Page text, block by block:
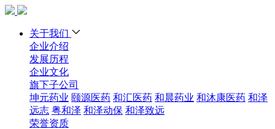
关于我们
企业介绍
发展历程
企业文化
旗下子公司
坤元药业 颐源医药 和汇医药 和晨药业 和沐康医药 和泽
远志 粤和泽 和泽动保 和泽致远
荣誉资质